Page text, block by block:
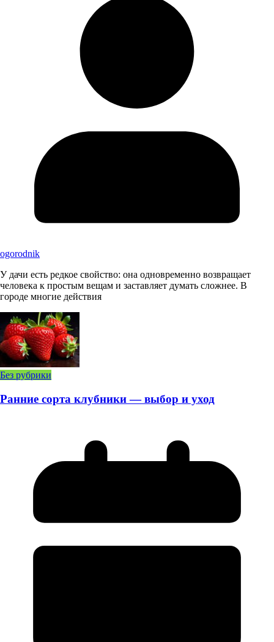
ogorodnik
У дачи есть редкое свойство: она одновременно возвращает
человека к простым вещам и заставляет думать сложнее. В
городе многие действия
Без рубрики
Ранние сорта клубники — выбор и уход